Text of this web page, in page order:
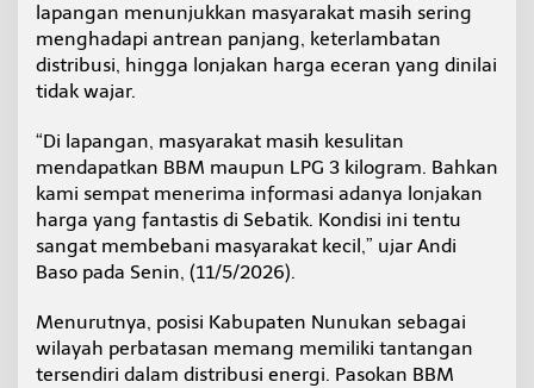
t
a
m
P
a
t
r
a
i
g
a
U
lapangan menunjukkan masyarakat masih sering
menghadapi antrean panjang, keterlambatan
distribusi, hingga lonjakan harga eceran yang dinilai
tidak wajar.
“Di lapangan, masyarakat masih kesulitan
mendapatkan BBM maupun LPG 3 kilogram. Bahkan
kami sempat menerima informasi adanya lonjakan
harga yang fantastis di Sebatik. Kondisi ini tentu
sangat membebani masyarakat kecil,” ujar Andi
Baso pada Senin, (11/5/2026).
Menurutnya, posisi Kabupaten Nunukan sebagai
wilayah perbatasan memang memiliki tantangan
tersendiri dalam distribusi energi. Pasokan BBM